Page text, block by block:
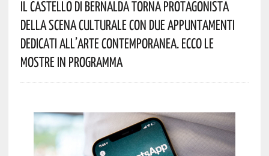
Il Castello Di Bernalda Torna Protagonista
Della Scena Culturale Con Due Appuntamenti
Dedicati All’arte Contemporanea. Ecco Le
Mostre In Programma